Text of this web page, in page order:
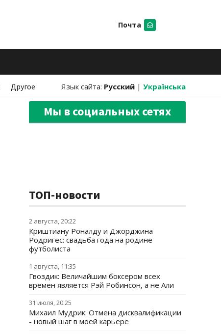
Почта
Другое Язык сайта: Русский | Українська
Мы в социальных сетях
ТОП-новости
2 августа, 20:22
Криштиану Роналду и Джорджина
Родригес: свадьба года на родине
футболиста
1 августа, 11:35
Гвоздик: Величайшим боксером всех
времен является Рэй Робинсон, а не Али
31 июля, 20:25
Михаил Мудрик: Отмена дисквалификации
- новый шаг в моей карьере